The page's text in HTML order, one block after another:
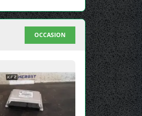
OCCASION